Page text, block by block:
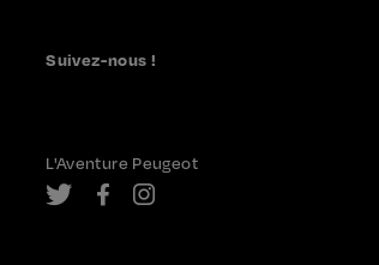
Suivez-nous !
L'Aventure Peugeot